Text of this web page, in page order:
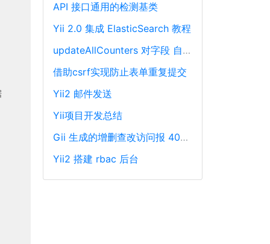
API 接口通用的检测基类
Yii 2.0 集成 ElasticSearch 教程
updateAllCounters 对字段 自动加一 或 减一
借助csrf实现防止表单重复提交
Yii2 邮件发送
Yii项目开发总结
Gii 生成的增删查改访问报 404 错误解决方法
Yii2 搭建 rbac 后台